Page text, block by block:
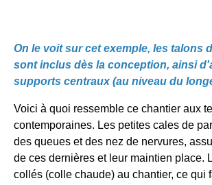
On le voit sur cet exemple, les talons
sont inclus dès la conception, ainsi
supports centraux (au niveau du
Voici à quoi ressemble ce chantier aux
contemporaines. Les petites cales de
des queues et des nez de nervures,
de ces dernières et leur maintien place.
collés (colle chaude) au chantier, ce qui